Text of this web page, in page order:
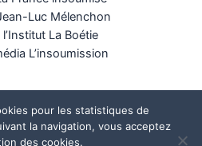
Luc Mélenchon
La Boétie
L’insoumission
pour les statistiques de
la navigation, vous acceptez
des cookies.